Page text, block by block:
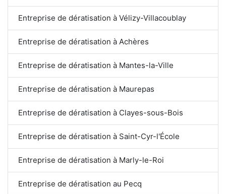
Entreprise de dératisation à Vélizy-Villacoublay
Entreprise de dératisation à Achères
Entreprise de dératisation à Mantes-la-Ville
Entreprise de dératisation à Maurepas
Entreprise de dératisation à Clayes-sous-Bois
Entreprise de dératisation à Saint-Cyr-l'École
Entreprise de dératisation à Marly-le-Roi
Entreprise de dératisation au Pecq